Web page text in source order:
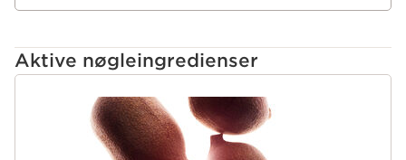
Aktive nøgleingredienser
HOP TIL INDHOLD